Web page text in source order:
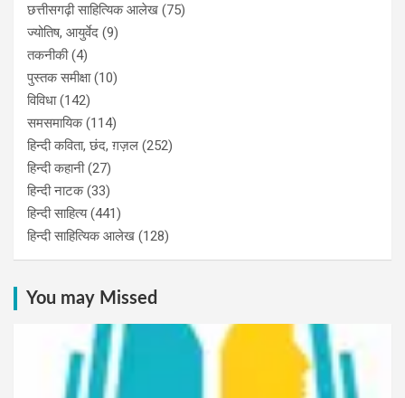
छत्तीसगढ़ी साहित्यिक आलेख (75)
ज्योतिष, आयुर्वेद (9)
तकनीकी(4)
पुस्‍तक समीक्षा(10)
विविधा(142)
समसमायिक(114)
हिन्दी कविता, छंद, ग़ज़ल (252)
हिन्दी कहानी(27)
हिन्‍दी नाटक(33)
हिन्दी साहित्य(441)
हिन्दी साहित्यिक आलेख (128)
You may Missed